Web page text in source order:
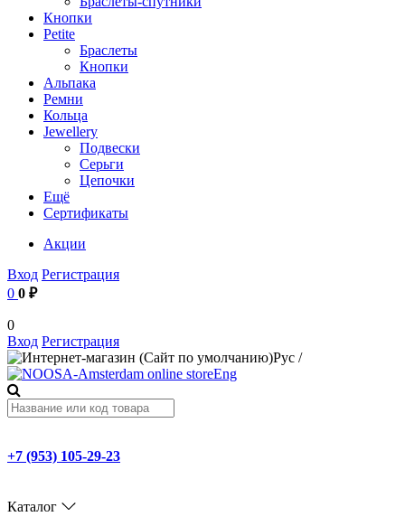
Кнопки
Petite
Браслеты
Кнопки
Альпака
Ремни
Кольца
Jewellery
Подвески
Серьги
Цепочки
Ещё
Сертификаты
Акции
Вход Регистрация
0 0 ₽
0
Вход Регистрация
Рус /
Eng
+7 (953) 105-29-23
Каталог